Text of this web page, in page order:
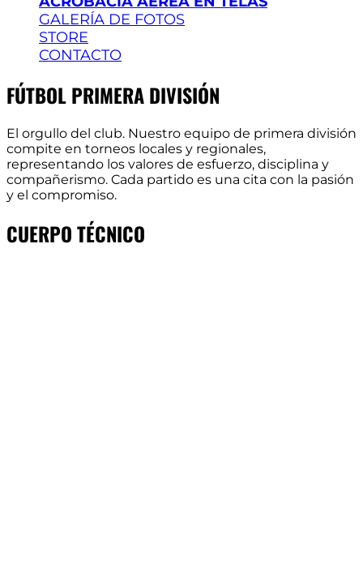
GALERÍA DE FOTOS
STORE
CONTACTO
FÚTBOL PRIMERA DIVISIÓN
El orgullo del club. Nuestro equipo de primera división
compite en torneos locales y regionales,
representando los valores de esfuerzo, disciplina y
compañerismo. Cada partido es una cita con la pasión
y el compromiso.
CUERPO TÉCNICO